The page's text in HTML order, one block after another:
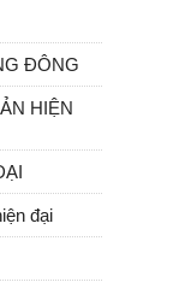
ĐÔNG
HIỆN
đại